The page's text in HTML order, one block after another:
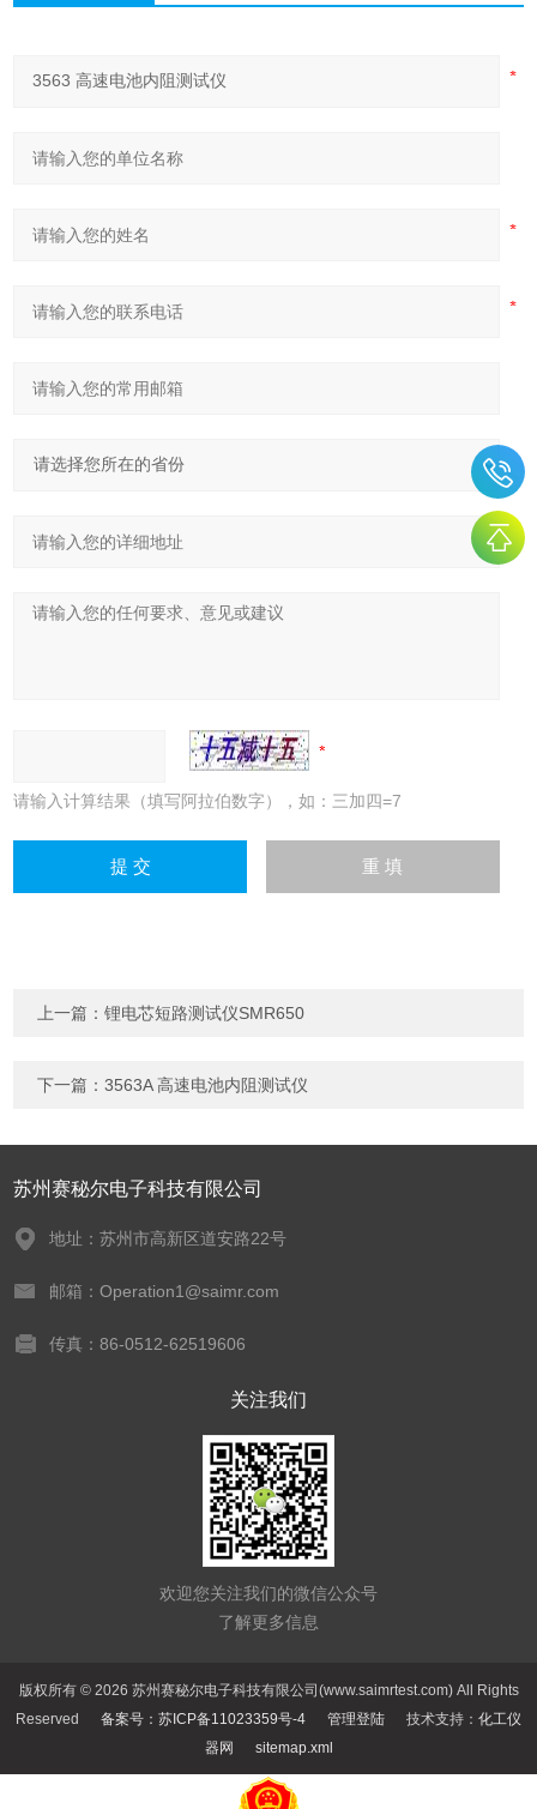
请输入计算结果（填写阿拉伯数字），如：三加四=7
上一篇：锂电芯短路测试仪SMR650
下一篇：3563A 高速电池内阻测试仪
苏州赛秘尔电子科技有限公司
地址：苏州市高新区道安路22号
邮箱：Operation1@saimr.com
传真：86-0512-62519606
关注我们
欢迎您关注我们的微信公众号
了解更多信息
版权所有 © 2026 苏州赛秘尔电子科技有限公司(www.saimrtest.com) All Rights
Reserved 备案号：苏ICP备11023359号-4 管理登陆 技术支持： 化工仪
器网
sitemap.xml